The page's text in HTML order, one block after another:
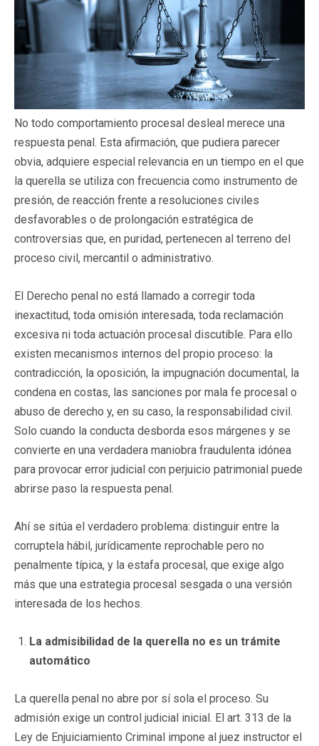
No todo comportamiento procesal desleal merece una
respuesta penal. Esta afirmación, que pudiera parecer
obvia, adquiere especial relevancia en un tiempo en el que
la querella se utiliza con frecuencia como instrumento de
presión, de reacción frente a resoluciones civiles
desfavorables o de prolongación estratégica de
controversias que, en puridad, pertenecen al terreno del
proceso civil, mercantil o administrativo.
El Derecho penal no está llamado a corregir toda
inexactitud, toda omisión interesada, toda reclamación
excesiva ni toda actuación procesal discutible. Para ello
existen mecanismos internos del propio proceso: la
contradicción, la oposición, la impugnación documental, la
condena en costas, las sanciones por mala fe procesal o
abuso de derecho y, en su caso, la responsabilidad civil.
Solo cuando la conducta desborda esos márgenes y se
convierte en una verdadera maniobra fraudulenta idónea
para provocar error judicial con perjuicio patrimonial puede
abrirse paso la respuesta penal.
Ahí se sitúa el verdadero problema: distinguir entre la
corruptela hábil, jurídicamente reprochable pero no
penalmente típica, y la estafa procesal, que exige algo
más que una estrategia procesal sesgada o una versión
interesada de los hechos.
La admisibilidad de la querella no es un trámite
automático
La querella penal no abre por sí sola el proceso. Su
admisión exige un control judicial inicial. El art. 313 de la
Ley de Enjuiciamiento Criminal impone al juez instructor el